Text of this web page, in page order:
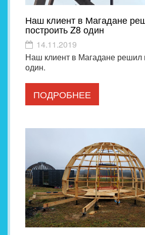
Наш клиент в Магадане
построить Z8 один
14.11.2019
Наш клиент в Магадане решил
один.
ПОДРОБНЕЕ